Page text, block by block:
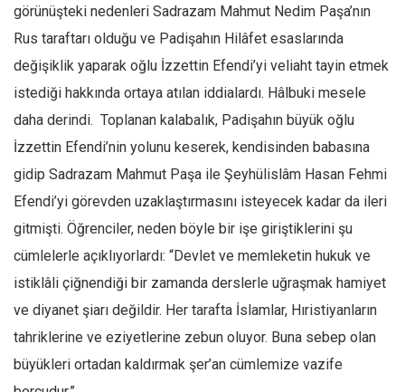
görünüşteki nedenleri Sadrazam Mahmut Nedim Paşa’nın
Rus taraftarı olduğu ve Padişahın Hilâfet esaslarında
değişiklik yaparak oğlu İzzettin Efendi’yi veliaht tayin etmek
istediği hakkında ortaya atılan iddialardı. Hâlbuki mesele
daha derindi. Toplanan kalabalık, Padişahın büyük oğlu
İzzettin Efendi’nin yolunu keserek, kendisinden babasına
gidip Sadrazam Mahmut Paşa ile Şeyhülislâm Hasan Fehmi
Efendi’yi görevden uzaklaştırmasını isteyecek kadar da ileri
gitmişti. Öğrenciler, neden böyle bir işe giriştiklerini şu
cümlelerle açıklıyorlardı: “Devlet ve memleketin hukuk ve
istiklâli çiğnendiği bir zamanda derslerle uğraşmak hamiyet
ve diyanet şiarı değildir. Her tarafta İslamlar, Hıristiyanların
tahriklerine ve eziyetlerine zebun oluyor. Buna sebep olan
büyükleri ortadan kaldırmak şer’an cümlemize vazife